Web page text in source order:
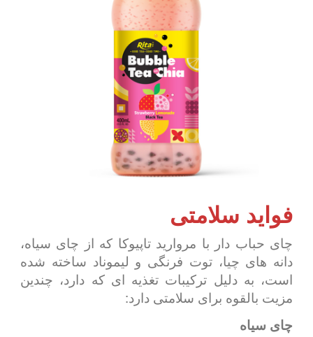
فواید سلامتی
چای حباب دار با مروارید تاپیوکا که از چای سیاه،
دانه های چیا، توت فرنگی و لیموناد ساخته شده
است، به دلیل ترکیبات تغذیه ای که دارد، چندین
مزیت بالقوه برای سلامتی دارد:
چای سیاه